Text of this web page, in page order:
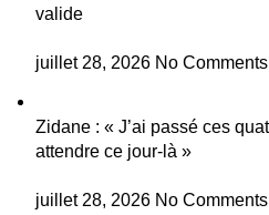
valide
juillet 28, 2026 No Comments
Zidane : « J’ai passé ces
attendre ce jour-là »
juillet 28, 2026 No Comments